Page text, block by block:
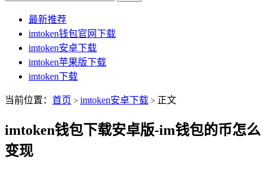
最新推荐
imtoken钱包官网下载
imtoken安卓下载
imtoken苹果版下载
imtoken下载
当前位置： 首页 > imtoken安卓下载 > 正文
imtoken钱包下载安卓版-im钱包的币怎么
变现